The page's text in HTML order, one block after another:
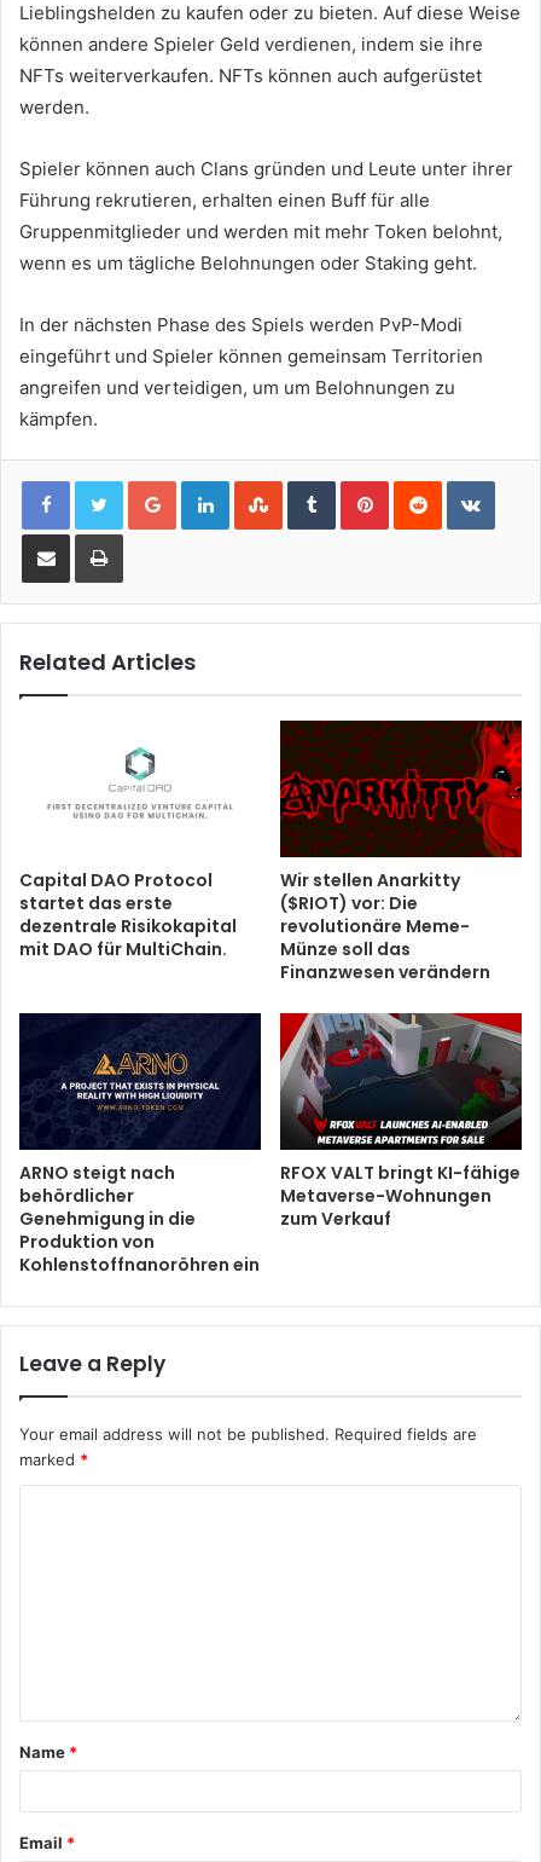
Lieblingshelden zu kaufen oder zu bieten. Auf diese Weise
können andere Spieler Geld verdienen, indem sie ihre
NFTs weiterverkaufen. NFTs können auch aufgerüstet
werden.
Spieler können auch Clans gründen und Leute unter ihrer
Führung rekrutieren, erhalten einen Buff für alle
Gruppenmitglieder und werden mit mehr Token belohnt,
wenn es um tägliche Belohnungen oder Staking geht.
In der nächsten Phase des Spiels werden PvP-Modi
eingeführt und Spieler können gemeinsam Territorien
angreifen und verteidigen, um um Belohnungen zu
kämpfen.
Google+LinkedInStumbleUpon
TumblrPinterestReddit
Share via Email Print
Related Articles
Capital DAO Protocol
startet das erste
dezentrale Risikokapital
mit DAO für MultiChain.
Wir stellen Anarkitty
($RIOT) vor: Die
revolutionäre Meme-
Münze soll das
Finanzwesen verändern
ARNO steigt nach
behördlicher
Genehmigung in die
Produktion von
Kohlenstoffnanoröhren ein
RFOX VALT bringt KI-fähige
Metaverse-Wohnungen
zum Verkauf
Leave a Reply
Your email address will not be published. Required fields are
marked *
Name *
Email *